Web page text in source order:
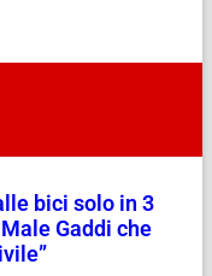
bici solo in 3
Gaddi che